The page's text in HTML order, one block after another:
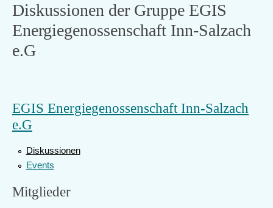
Diskussionen der Gruppe EGIS
Energiegenossenschaft Inn-Salzach
e.G
EGIS Energiegenossenschaft Inn-Salzach
e.G
Diskussionen
Events
Mitglieder